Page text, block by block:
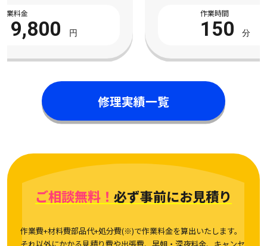
観に配慮しながらテレビアンテナを設置した […]
150
修理実績一覧
ご相談無料！ 必ず事前にお見積り
作業費+材料費部品代+処分費(※)で作業料金を算出いたします。